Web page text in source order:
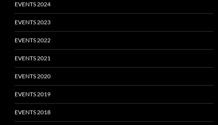
EVENTS 2024
EVENTS 2023
EVENTS 2022
EVENTS 2021
EVENTS 2020
EVENTS 2019
EVENTS 2018